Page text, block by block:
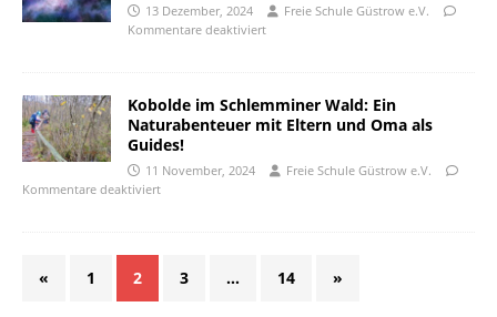
13 Dezember, 2024
Freie Schule Güstrow e.V.
Kommentare deaktiviert
Kobolde im Schlemminer Wald: Ein
Naturabenteuer mit Eltern und Oma als
Guides!
11 November, 2024
Freie Schule Güstrow e.V.
Kommentare deaktiviert
« 1 2 3 … 14 »